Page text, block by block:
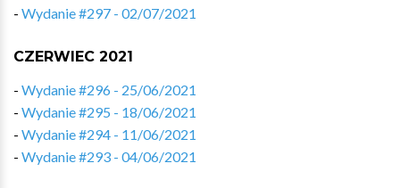
- Wydanie #297 - 02/07/2021
CZERWIEC 2021
- Wydanie #296 - 25/06/2021
- Wydanie #295 - 18/06/2021
- Wydanie #294 - 11/06/2021
- Wydanie #293 - 04/06/2021